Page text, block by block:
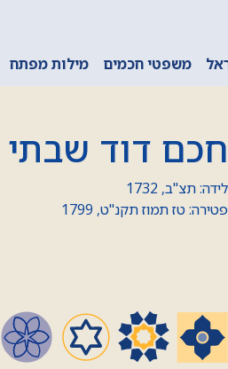
משפטי חכמים מילות מפתח
חכם דוד שבתי
לידה: תצ"ב, 1732
פטירה: טז תמוז תקנ"ט, 1799